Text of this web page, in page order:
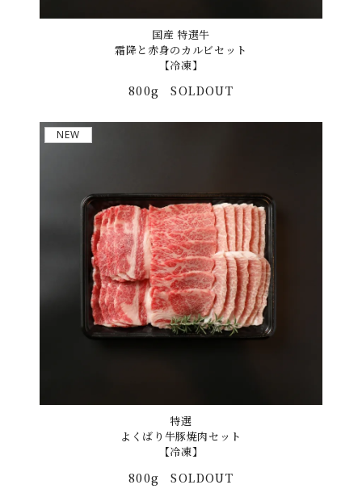
国産 特選牛
霜降と赤身のカルビセット
【冷凍】
800g SOLDOUT
NEW
特選
よくばり牛豚焼肉セット
【冷凍】
800g SOLDOUT